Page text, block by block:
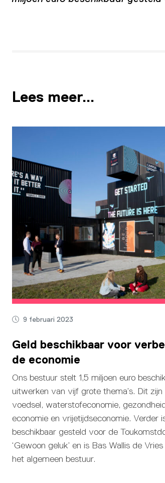
Lees meer…
9 februari 2023
Geld beschikbaar voor
de economie
Ons bestuur stelt 1,5 miljoen euro
uitwerken van vijf grote thema’s. Dit
voedsel, waterstofeconomie,
economie en vrijetijdseconomie. Verder
beschikbaar gesteld voor de
‘Gewoon geluk’ en is Bas Wallis de
het algemeen bestuur.